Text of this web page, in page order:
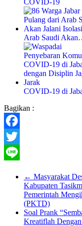
Arab Saudi
COVID-19 di
Bagikan :
Facebook
Twitter
← Masyarakat
Kabupaten
Pemerintah
(PKTD)
Soal Prank
Kreatiflah